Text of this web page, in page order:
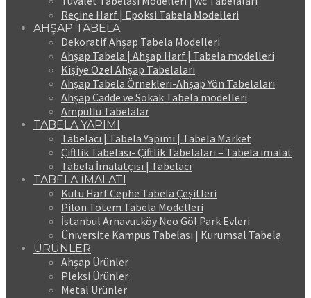
Reçine Harf | Epoksi Tabela Modelleri
AHŞAP TABELA
Dekoratif Ahşap Tabela Modelleri
Ahşap Tabela | Ahşap Harf | Tabela modelleri
Kişiye Özel Ahşap Tabelaları
Ahşap Tabela Örnekleri-Ahşap Yön Tabelaları
Ahşap Cadde ve Sokak Tabela modelleri
Ampüllü Tabelalar
TABELA YAPIMI
Tabelacı | Tabela Yapımı | Tabela Market
Çiftlik Tabelası- Çiftlik Tabelaları – Tabela imalat
Tabela İmalatçısı | Tabelacı
TABELA İMALATI
Kutu Harf Cephe Tabela Çeşitleri
Pilon Totem Tabela Modelleri
İstanbul Arnavutköy Neo Göl Park Evleri
Üniversite Kampüs Tabelası | Kurumsal Tabela
ÜRÜNLER
Ahşap Ürünler
Pleksi Ürünler
Metal Ürünler